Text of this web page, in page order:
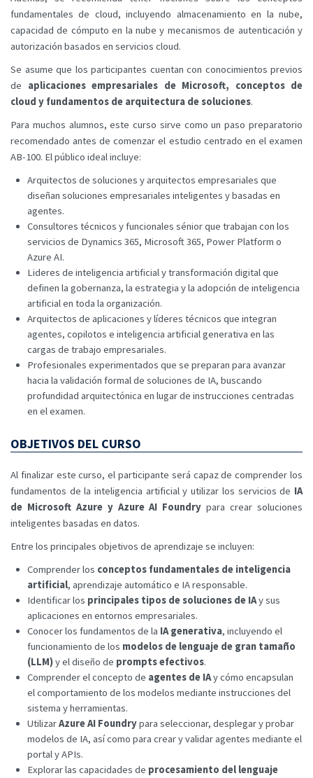
fundamentales de cloud, incluyendo almacenamiento en la nube,
capacidad de cómputo en la nube y mecanismos de autenticación y
autorización basados en servicios cloud.
Se asume que los participantes cuentan con conocimientos previos
de aplicaciones empresariales de Microsoft, conceptos de
cloud y fundamentos de arquitectura de soluciones.
Para muchos alumnos, este curso sirve como un paso preparatorio
recomendado antes de comenzar el estudio centrado en el examen
AB-100. El público ideal incluye:
Arquitectos de soluciones y arquitectos empresariales que
diseñan soluciones empresariales inteligentes y basadas en
agentes.
Consultores técnicos y funcionales sénior que trabajan con los
servicios de Dynamics 365, Microsoft 365, Power Platform o
Azure AI.
Lideres de inteligencia artificial y transformación digital que
definen la gobernanza, la estrategia y la adopción de inteligencia
artificial en toda la organización.
Arquitectos de aplicaciones y líderes técnicos que integran
agentes, copilotos e inteligencia artificial generativa en las
cargas de trabajo empresariales.
Profesionales experimentados que se preparan para avanzar
hacia la validación formal de soluciones de IA, buscando
profundidad arquitectónica en lugar de instrucciones centradas
en el examen.
OBJETIVOS DEL CURSO
Al finalizar este curso, el participante será capaz de comprender los
fundamentos de la inteligencia artificial y utilizar los servicios de IA
de Microsoft Azure y Azure AI Foundry para crear soluciones
inteligentes basadas en datos.
Entre los principales objetivos de aprendizaje se incluyen:
Comprender los conceptos fundamentales de inteligencia
artificial, aprendizaje automático e IA responsable.
Identificar los principales tipos de soluciones de IAy sus
aplicaciones en entornos empresariales.
Conocer los fundamentos de la IA generativa, incluyendo el
funcionamiento de los modelos de lenguaje de gran tamaño
(LLM)y el diseño de prompts efectivos.
Comprender el concepto de agentes de IAy cómo encapsulan
el comportamiento de los modelos mediante instrucciones del
sistema y herramientas.
UtilizarAzure AI Foundrypara seleccionar, desplegar y probar
modelos de IA, así como para crear y validar agentes mediante el
portal y APIs.
Explorar las capacidades de procesamiento del lenguaje